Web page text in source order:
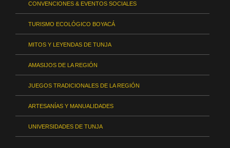
CONVENCIONES & EVENTOS SOCIALES
TURISMO ECOLÓGICO BOYACÁ
MITOS Y LEYENDAS DE TUNJA
AMASIJOS DE LA REGIÓN
JUEGOS TRADICIONALES DE LA REGIÓN
ARTESANÍAS Y MANUALIDADES
UNIVERSIDADES DE TUNJA